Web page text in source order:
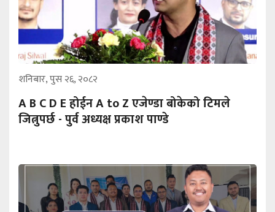
शनिबार, पुस २६, २०८२
A B C D E होईन A to Z एजेण्डा बोकेको टिमले
जित्नुपर्छ - पुर्व अध्यक्ष प्रकाश पाण्डे